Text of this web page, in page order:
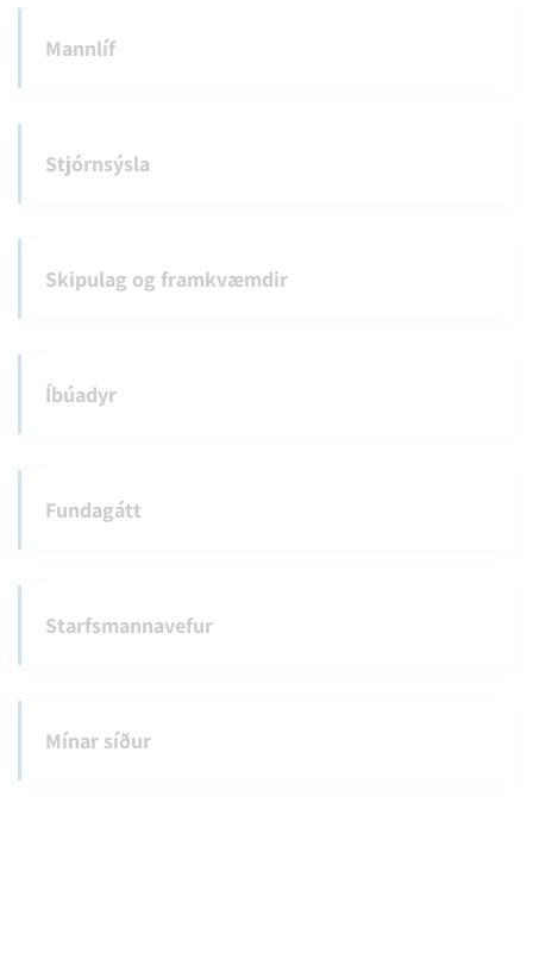
Mannlíf
Stjórnsýsla
Skipulag og framkvæmdir
Íbúadyr
Fundagátt
Starfsmannavefur
Mínar síður